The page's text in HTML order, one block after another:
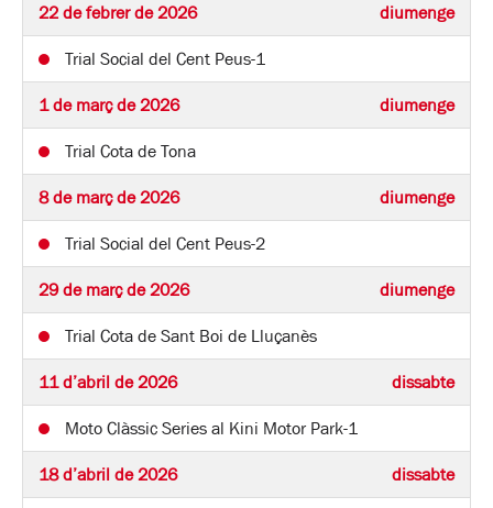
22 de febrer de 2026 diumenge
Trial Social del Cent Peus-1
1 de març de 2026 diumenge
Trial Cota de Tona
8 de març de 2026 diumenge
Trial Social del Cent Peus-2
29 de març de 2026 diumenge
Trial Cota de Sant Boi de Lluçanès
11 d’abril de 2026 dissabte
Moto Clàssic Series al Kini Motor Park-1
18 d’abril de 2026 dissabte